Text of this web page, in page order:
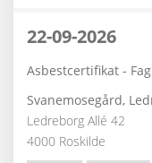
22-09-2026
Asbestcertifikat -
Svanemosegård,
Ledreborg Allé 42
4000 Roskilde